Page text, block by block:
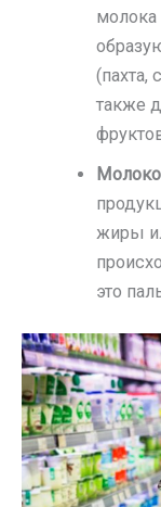
молока
(пахта,
также
жиры
это